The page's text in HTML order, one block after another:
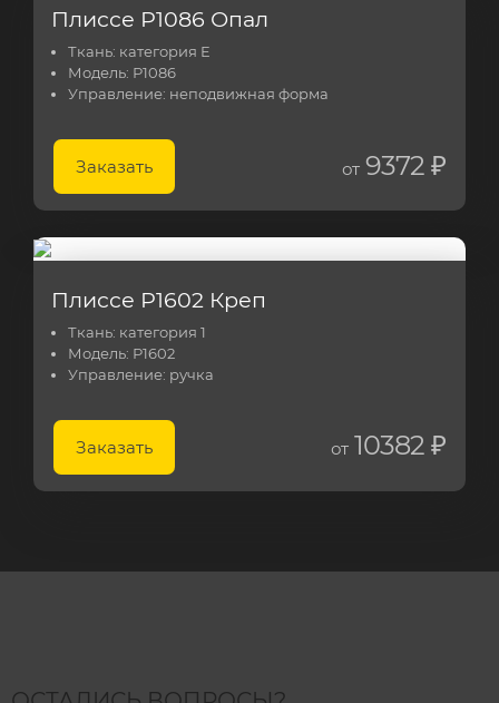
Плиссе Р1086 Опал
Ткань: категория E
Модель: Р1086
Управление: неподвижная форма
Заказать от9372 ₽
Плиссе Р1602 Креп
Ткань: категория 1
Модель: Р1602
Управление: ручка
Заказать от10382 ₽